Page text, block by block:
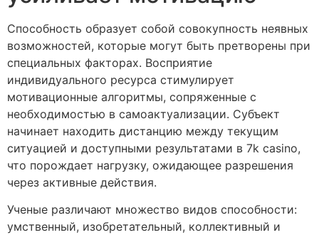
Способность образует собой совокупность неявных
возможностей, которые могут быть претворены при
специальных факторах. Восприятие
индивидуального ресурса стимулирует
мотивационные алгоритмы, сопряженные с
необходимостью в самоактуализации. Субъект
начинает находить дистанцию между текущим
ситуацией и доступными результатами в 7k casino,
что порождает нагрузку, ожидающее разрешения
через активные действия.
Ученые различают множество видов способности:
умственный, изобретательный, коллективный и